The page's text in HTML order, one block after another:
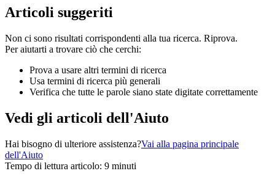
Articoli suggeriti
Non ci sono risultati corrispondenti alla tua ricerca. Riprova.
Per aiutarti a trovare ciò che cerchi:
Prova a usare altri termini di ricerca
Usa termini di ricerca più generali
Verifica che tutte le parole siano state digitate correttamente
Vedi gli articoli dell'Aiuto
Hai bisogno di ulteriore assistenza?Vai alla pagina principale
dell'Aiuto
Tempo di lettura articolo: 9 minuti